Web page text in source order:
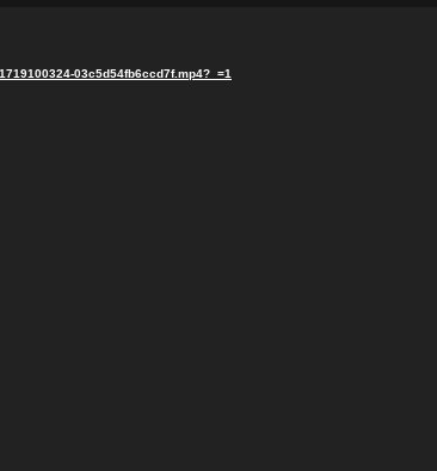
03c5d54fb6ccd7f.mp4?_=1